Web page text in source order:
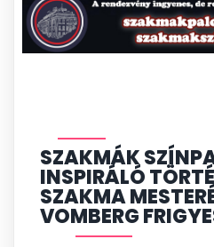
SZAKMÁK
INSPIRÁLÓ
SZAKMA
VOMBERG